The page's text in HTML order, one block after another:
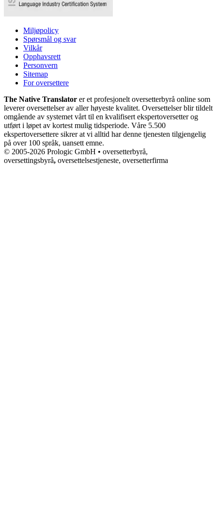
Miljøpolicy
Spørsmål og svar
Vilkår
Opphavsrett
Personvern
Sitemap
For oversettere
The Native Translator er et profesjonelt oversetterbyrå online som
leverer oversettelser av aller høyeste kvalitet. Oversettelser blir tildelt
omgående av systemet vårt til en kvalifisert ekspertoversetter og
utført i løpet av kortest mulig tidsperiode. Våre 5.500
ekspertoversettere sikrer at vi alltid har denne tjenesten tilgjengelig
på over 100 språk, uansett emne.
© 2005-2026 Prologic GmbH • oversetterbyrå,
oversettingsbyrå, oversettelsestjeneste, oversetterfirma